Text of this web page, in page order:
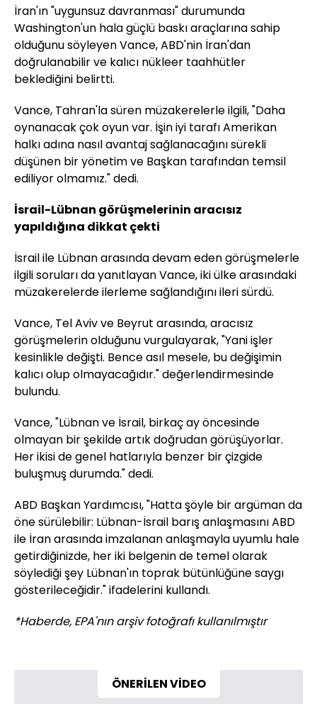
İran'ın "uygunsuz davranması" durumunda
Washington'un hala güçlü baskı araçlarına sahip
olduğunu söyleyen Vance, ABD'nin İran'dan
doğrulanabilir ve kalıcı nükleer taahhütler
beklediğini belirtti.
Vance, Tahran'la süren müzakerelerle ilgili, "Daha
oynanacak çok oyun var. İşin iyi tarafı Amerikan
halkı adına nasıl avantaj sağlanacağını sürekli
düşünen bir yönetim ve Başkan tarafından temsil
ediliyor olmamız." dedi.
İsrail-Lübnan görüşmelerinin aracısız
yapıldığına dikkat çekti
İsrail ile Lübnan arasında devam eden görüşmelerle
ilgili soruları da yanıtlayan Vance, iki ülke arasındaki
müzakerelerde ilerleme sağlandığını ileri sürdü.
Vance, Tel Aviv ve Beyrut arasında, aracısız
görüşmelerin olduğunu vurgulayarak, "Yani işler
kesinlikle değişti. Bence asıl mesele, bu değişimin
kalıcı olup olmayacağıdır." değerlendirmesinde
bulundu.
Vance, "Lübnan ve İsrail, birkaç ay öncesinde
olmayan bir şekilde artık doğrudan görüşüyorlar.
Her ikisi de genel hatlarıyla benzer bir çizgide
buluşmuş durumda." dedi.
ABD Başkan Yardımcısı, "Hatta şöyle bir argüman da
öne sürülebilir: Lübnan-İsrail barış anlaşmasını ABD
ile İran arasında imzalanan anlaşmayla uyumlu hale
getirdiğinizde, her iki belgenin de temel olarak
söylediği şey Lübnan'ın toprak bütünlüğüne saygı
gösterileceğidir." ifadelerini kullandı.
*Haberde, EPA'nın arşiv fotoğrafı kullanılmıştır
ÖNERİLEN VİDEO